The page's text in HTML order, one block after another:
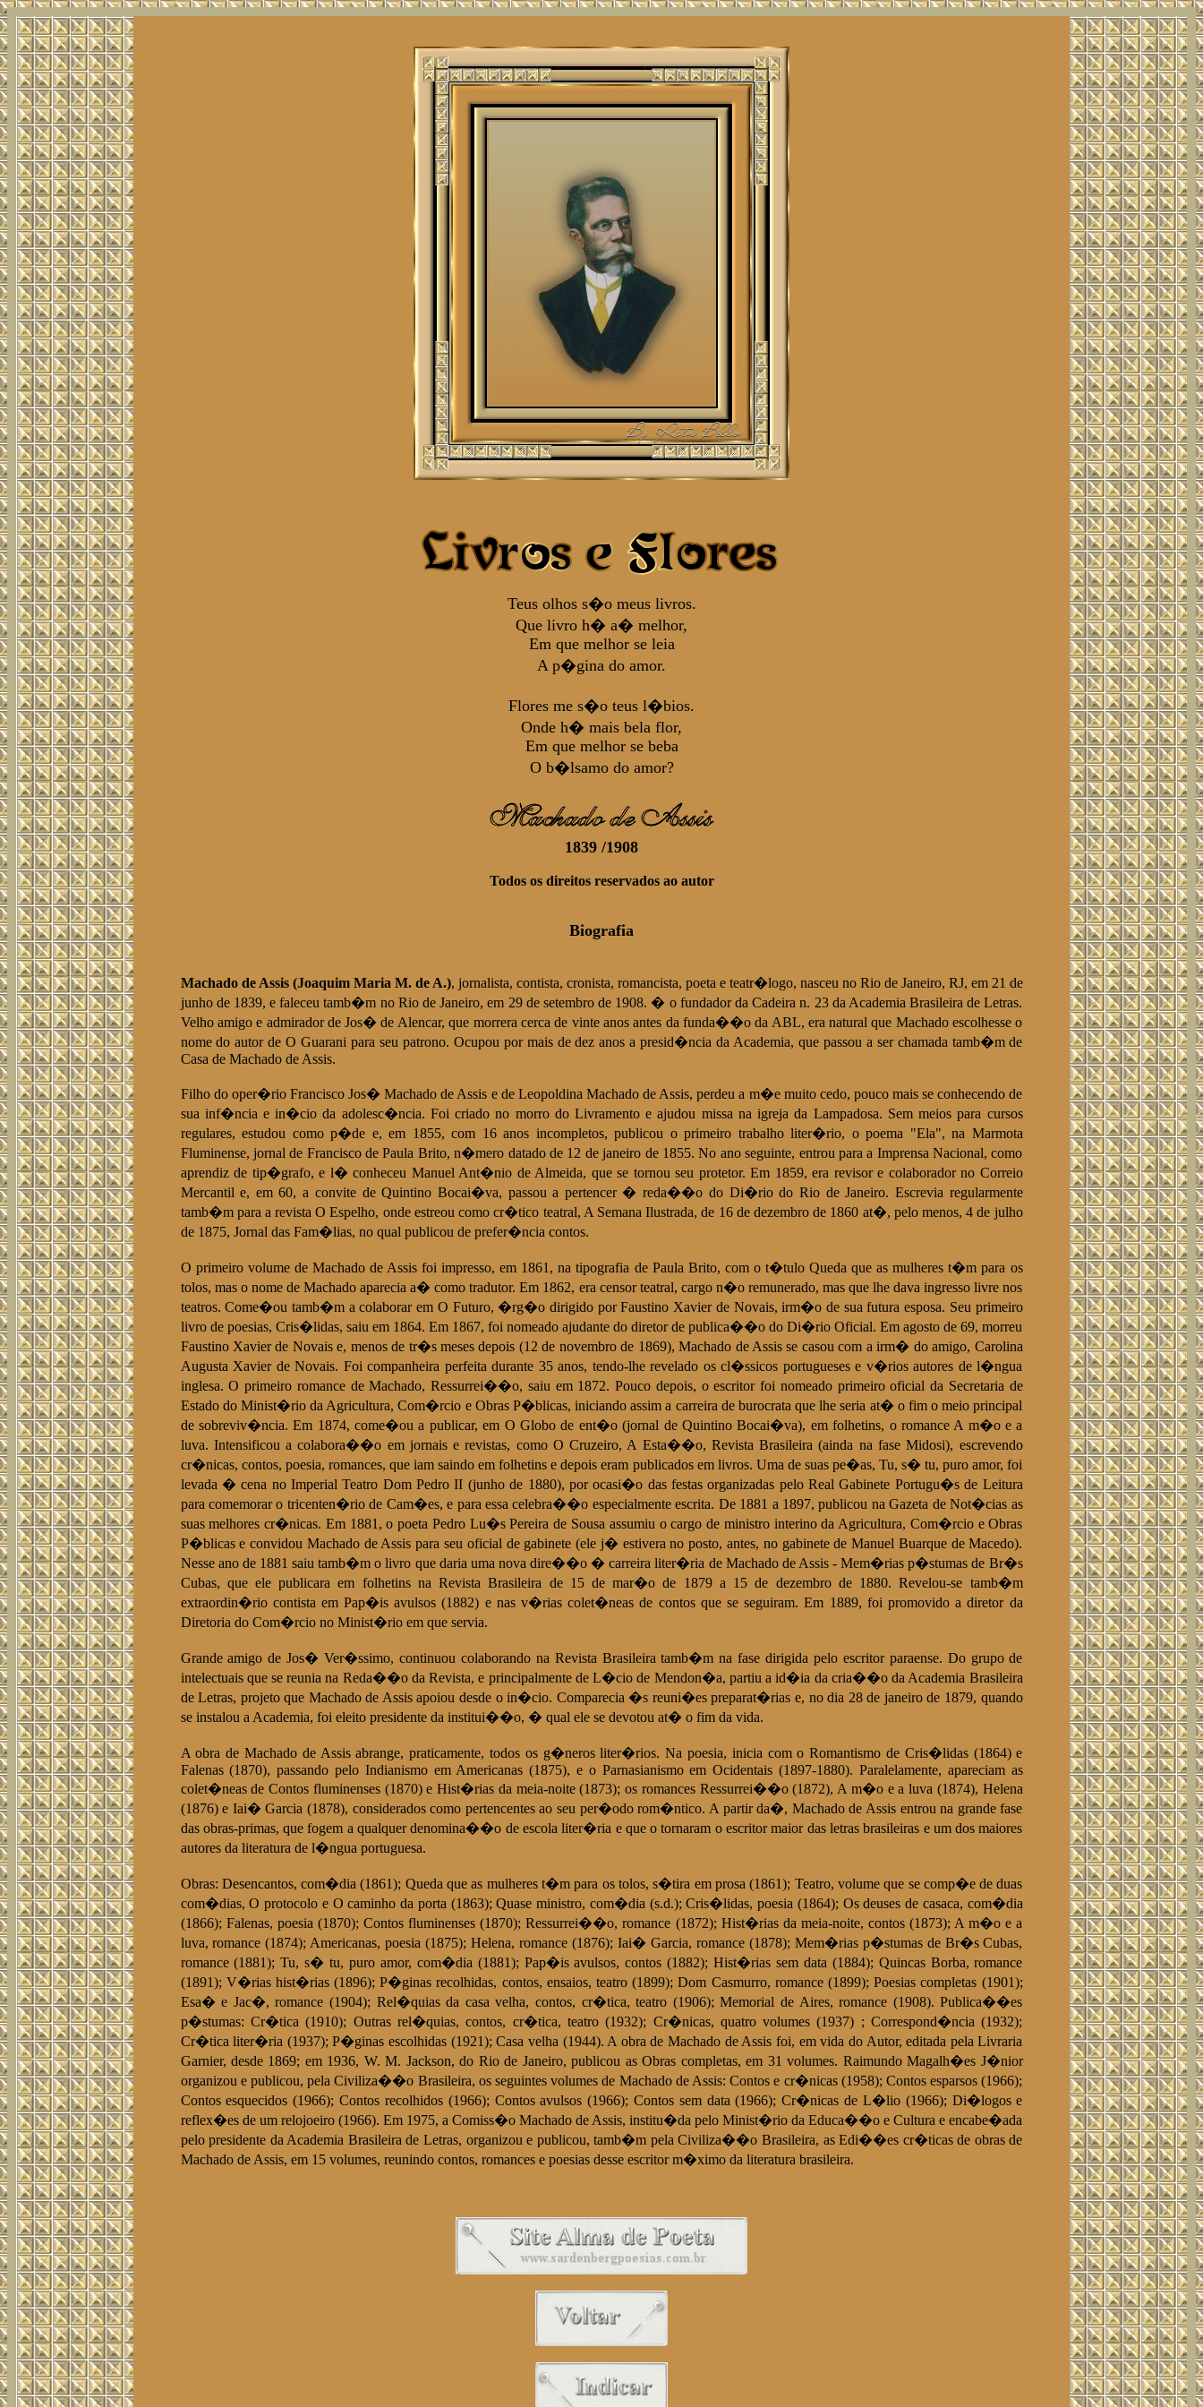
Teus olhos s�o meus livros.
Que livro h� a� melhor,
Em que melhor se leia
A p�gina do amor.
Flores me s�o teus l�bios.
Onde h� mais bela flor,
Em que melhor se beba
O b�lsamo do amor?
1839 /1908
Todos os direitos reservados ao autor
Biografia
Machado de Assis (Joaquim Maria M. de A.), jornalista, contista, cronista, romancista, poeta e teatr�logo, nasceu no Rio de Janeiro, RJ, em 21 de
junho de 1839, e faleceu tamb�m no Rio de Janeiro, em 29 de setembro de 1908. � o fundador da Cadeira n. 23 da Academia Brasileira de Letras.
Velho amigo e admirador de Jos� de Alencar, que morrera cerca de vinte anos antes da funda��o da ABL, era natural que Machado escolhesse o
nome do autor de O Guarani para seu patrono. Ocupou por mais de dez anos a presid�ncia da Academia, que passou a ser chamada tamb�m de
Casa de Machado de Assis.
Filho do oper�rio Francisco Jos� Machado de Assis e de Leopoldina Machado de Assis, perdeu a m�e muito cedo, pouco mais se conhecendo de
sua inf�ncia e in�cio da adolesc�ncia. Foi criado no morro do Livramento e ajudou missa na igreja da Lampadosa. Sem meios para cursos
regulares, estudou como p�de e, em 1855, com 16 anos incompletos, publicou o primeiro trabalho liter�rio, o poema "Ela", na Marmota
Fluminense, jornal de Francisco de Paula Brito, n�mero datado de 12 de janeiro de 1855. No ano seguinte, entrou para a Imprensa Nacional, como
aprendiz de tip�grafo, e l� conheceu Manuel Ant�nio de Almeida, que se tornou seu protetor. Em 1859, era revisor e colaborador no Correio
Mercantil e, em 60, a convite de Quintino Bocai�va, passou a pertencer � reda��o do Di�rio do Rio de Janeiro. Escrevia regularmente
tamb�m para a revista O Espelho, onde estreou como cr�tico teatral, A Semana Ilustrada, de 16 de dezembro de 1860 at�, pelo menos, 4 de julho
de 1875, Jornal das Fam�lias, no qual publicou de prefer�ncia contos.
O primeiro volume de Machado de Assis foi impresso, em 1861, na tipografia de Paula Brito, com o t�tulo Queda que as mulheres t�m para os
tolos, mas o nome de Machado aparecia a� como tradutor. Em 1862, era censor teatral, cargo n�o remunerado, mas que lhe dava ingresso livre nos
teatros. Come�ou tamb�m a colaborar em O Futuro, �rg�o dirigido por Faustino Xavier de Novais, irm�o de sua futura esposa. Seu primeiro
livro de poesias, Cris�lidas, saiu em 1864. Em 1867, foi nomeado ajudante do diretor de publica��o do Di�rio Oficial. Em agosto de 69, morreu
Faustino Xavier de Novais e, menos de tr�s meses depois (12 de novembro de 1869), Machado de Assis se casou com a irm� do amigo, Carolina
Augusta Xavier de Novais. Foi companheira perfeita durante 35 anos, tendo-lhe revelado os cl�ssicos portugueses e v�rios autores de l�ngua
inglesa. O primeiro romance de Machado, Ressurrei��o, saiu em 1872. Pouco depois, o escritor foi nomeado primeiro oficial da Secretaria de
Estado do Minist�rio da Agricultura, Com�rcio e Obras P�blicas, iniciando assim a carreira de burocrata que lhe seria at� o fim o meio principal
de sobreviv�ncia. Em 1874, come�ou a publicar, em O Globo de ent�o (jornal de Quintino Bocai�va), em folhetins, o romance A m�o e a
luva. Intensificou a colabora��o em jornais e revistas, como O Cruzeiro, A Esta��o, Revista Brasileira (ainda na fase Midosi), escrevendo
cr�nicas, contos, poesia, romances, que iam saindo em folhetins e depois eram publicados em livros. Uma de suas pe�as, Tu, s� tu, puro amor, foi
levada � cena no Imperial Teatro Dom Pedro II (junho de 1880), por ocasi�o das festas organizadas pelo Real Gabinete Portugu�s de Leitura
para comemorar o tricenten�rio de Cam�es, e para essa celebra��o especialmente escrita. De 1881 a 1897, publicou na Gazeta de Not�cias as
suas melhores cr�nicas. Em 1881, o poeta Pedro Lu�s Pereira de Sousa assumiu o cargo de ministro interino da Agricultura, Com�rcio e Obras
P�blicas e convidou Machado de Assis para seu oficial de gabinete (ele j� estivera no posto, antes, no gabinete de Manuel Buarque de Macedo).
Nesse ano de 1881 saiu tamb�m o livro que daria uma nova dire��o � carreira liter�ria de Machado de Assis - Mem�rias p�stumas de Br�s
Cubas, que ele publicara em folhetins na Revista Brasileira de 15 de mar�o de 1879 a 15 de dezembro de 1880. Revelou-se tamb�m
extraordin�rio contista em Pap�is avulsos (1882) e nas v�rias colet�neas de contos que se seguiram. Em 1889, foi promovido a diretor da
Diretoria do Com�rcio no Minist�rio em que servia.
Grande amigo de Jos� Ver�ssimo, continuou colaborando na Revista Brasileira tamb�m na fase dirigida pelo escritor paraense. Do grupo de
intelectuais que se reunia na Reda��o da Revista, e principalmente de L�cio de Mendon�a, partiu a id�ia da cria��o da Academia Brasileira
de Letras, projeto que Machado de Assis apoiou desde o in�cio. Comparecia �s reuni�es preparat�rias e, no dia 28 de janeiro de 1879, quando
se instalou a Academia, foi eleito presidente da institui��o, � qual ele se devotou at� o fim da vida.
A obra de Machado de Assis abrange, praticamente, todos os g�neros liter�rios. Na poesia, inicia com o Romantismo de Cris�lidas (1864) e
Falenas (1870), passando pelo Indianismo em Americanas (1875), e o Parnasianismo em Ocidentais (1897-1880). Paralelamente, apareciam as
colet�neas de Contos fluminenses (1870) e Hist�rias da meia-noite (1873); os romances Ressurrei��o (1872), A m�o e a luva (1874), Helena
(1876) e Iai� Garcia (1878), considerados como pertencentes ao seu per�odo rom�ntico. A partir da�, Machado de Assis entrou na grande fase
das obras-primas, que fogem a qualquer denomina��o de escola liter�ria e que o tornaram o escritor maior das letras brasileiras e um dos maiores
autores da literatura de l�ngua portuguesa.
Obras: Desencantos, com�dia (1861); Queda que as mulheres t�m para os tolos, s�tira em prosa (1861); Teatro, volume que se comp�e de duas
com�dias, O protocolo e O caminho da porta (1863); Quase ministro, com�dia (s.d.); Cris�lidas, poesia (1864); Os deuses de casaca, com�dia
(1866); Falenas, poesia (1870); Contos fluminenses (1870); Ressurrei��o, romance (1872); Hist�rias da meia-noite, contos (1873); A m�o e a
luva, romance (1874); Americanas, poesia (1875); Helena, romance (1876); Iai� Garcia, romance (1878); Mem�rias p�stumas de Br�s Cubas,
romance (1881); Tu, s� tu, puro amor, com�dia (1881); Pap�is avulsos, contos (1882); Hist�rias sem data (1884); Quincas Borba, romance
(1891); V�rias hist�rias (1896); P�ginas recolhidas, contos, ensaios, teatro (1899); Dom Casmurro, romance (1899); Poesias completas (1901);
Esa� e Jac�, romance (1904); Rel�quias da casa velha, contos, cr�tica, teatro (1906); Memorial de Aires, romance (1908). Publica��es
p�stumas: Cr�tica (1910); Outras rel�quias, contos, cr�tica, teatro (1932); Cr�nicas, quatro volumes (1937) ; Correspond�ncia (1932);
Cr�tica liter�ria (1937); P�ginas escolhidas (1921); Casa velha (1944). A obra de Machado de Assis foi, em vida do Autor, editada pela Livraria
Garnier, desde 1869; em 1936, W. M. Jackson, do Rio de Janeiro, publicou as Obras completas, em 31 volumes. Raimundo Magalh�es J�nior
organizou e publicou, pela Civiliza��o Brasileira, os seguintes volumes de Machado de Assis: Contos e cr�nicas (1958); Contos esparsos (1966);
Contos esquecidos (1966); Contos recolhidos (1966); Contos avulsos (1966); Contos sem data (1966); Cr�nicas de L�lio (1966); Di�logos e
reflex�es de um relojoeiro (1966). Em 1975, a Comiss�o Machado de Assis, institu�da pelo Minist�rio da Educa��o e Cultura e encabe�ada
pelo presidente da Academia Brasileira de Letras, organizou e publicou, tamb�m pela Civiliza��o Brasileira, as Edi��es cr�ticas de obras de
Machado de Assis, em 15 volumes, reunindo contos, romances e poesias desse escritor m�ximo da literatura brasileira.